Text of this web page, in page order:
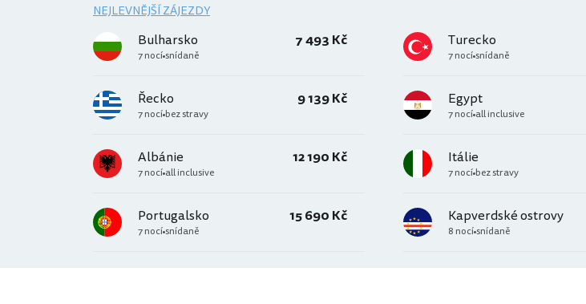
NEJLEVNĚJŠÍ ZÁJEZDY
Bulharsko 7 493 Kč
7 nocísnídaně
Turecko
7 nocísnídaně
Řecko 9 139 Kč
7 nocí bez stravy
Egypt
7 nocíall inclusive
Albánie 12 190 Kč
7 nocí all inclusive
Itálie
7 nocíbez stravy
Portugalsko 15 690 Kč
7 nocísnídaně
Kapverdské ostrovy
8 nocísnídaně